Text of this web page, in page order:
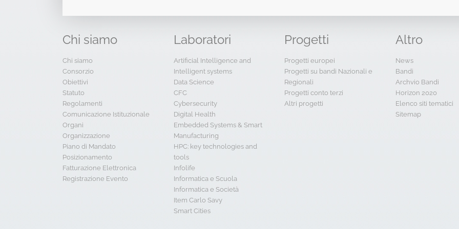
Chi siamo
Chi siamo
Consorzio
Obiettivi
Statuto
Regolamenti
Comunicazione Istituzionale
Organi
Organizzazione
Piano di Mandato
Posizionamento
Fatturazione Elettronica
Registrazione Evento
Laboratori
Artificial Intelligence and
Intelligent systems
Data Science
CFC
Cybersecurity
Digital Health
Embedded Systems & Smart
Manufacturing
HPC: key technologies and
tools
Infolife
Informatica e Scuola
Informatica e Società
Item Carlo Savy
Smart Cities
Progetti
Progetti europei
Progetti su bandi Nazionali e
Regionali
Progetti conto terzi
Altri progetti
Altro
News
Bandi
Archvio Bandi
Horizon 2020
Elenco siti tematici
Sitemap